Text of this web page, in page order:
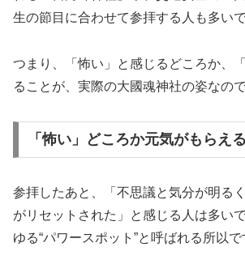
生の節目に合わせて参拝する人も多いで
つまり、「怖い」と感じるどころか、
ることが、実際の大國魂神社の姿なので
「怖い」どころか元気がもらえ
参拝したあと、「不思議と気分が明る
がリセットされた」と感じる人は多い
ゆる“パワースポット”と呼ばれる所以で